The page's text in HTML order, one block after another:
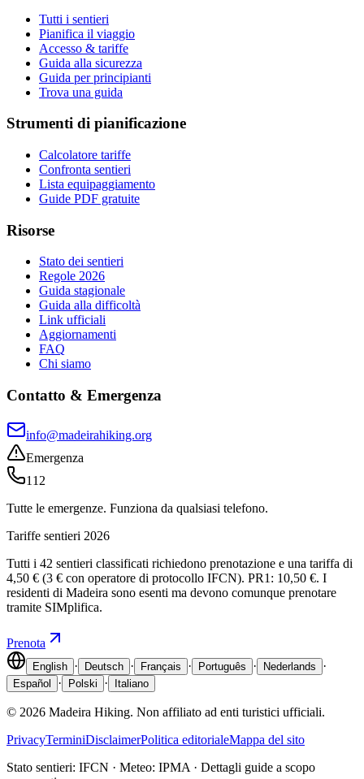
Tutti i sentieri
Pianifica il viaggio
Accesso & tariffe
Guida alla sicurezza
Guida per principianti
Trova una guida
Strumenti di pianificazione
Calcolatore tariffe
Confronta sentieri
Lista equipaggiamento
Guide PDF gratuite
Risorse
Stato dei sentieri
Regole 2026
Guida stagionale
Guida alla difficoltà
Link ufficiali
Aggiornamenti
FAQ
Chi siamo
Contatto & Emergenza
info@madeirahiking.org
Emergenza
112
Tutte le emergenze. Funziona da qualsiasi telefono.
Tariffe sentieri 2026
Tutti i 42 sentieri classificati richiedono prenotazione e una tariffa di
4,50 € (3 € con operatore di protocollo IFCN). PR1: 10,50 €. I
residenti di Madeira sono esenti ma devono comunque prenotare
tramite SIMplifica.
Prenota
English · Deutsch · Français · Português · Nederlands ·
Español · Polski · Italiano
© 2026 Madeira Hiking. Non affiliato ad enti turistici ufficiali.
PrivacyTerminiDisclaimerPolitica editorialeMappa del sito
Stato sentieri: IFCN · Meteo: IPMA · Dettagli guide a scopo